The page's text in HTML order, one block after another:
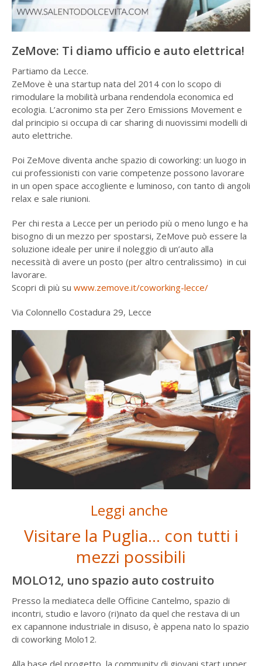
ZeMove: Ti diamo ufficio e auto elettrica!
Partiamo da Lecce.
ZeMove è una startup nata del 2014 con lo scopo di
rimodulare la mobilità urbana rendendola economica ed
ecologia. L’acronimo sta per Zero Emissions Movement e
dal principio si occupa di car sharing di nuovissimi modelli di
auto elettriche.
Poi ZeMove diventa anche spazio di coworking: un luogo in
cui professionisti con varie competenze possono lavorare
in un open space accogliente e luminoso, con tanto di angoli
relax e sale riunioni.
Per chi resta a Lecce per un periodo più o meno lungo e ha
bisogno di un mezzo per spostarsi, ZeMove può essere la
soluzione ideale per unire il noleggio di un’auto alla
necessità di avere un posto (per altro centralissimo) in cui
lavorare.
Scopri di più su www.zemove.it/coworking-lecce/
Via Colonnello Costadura 29, Lecce
Leggi anche
Visitare la Puglia… con tutti i
mezzi possibili
MOLO12, uno spazio auto costruito
Presso la mediateca delle Officine Cantelmo, spazio di
incontri, studio e lavoro (ri)nato da quel che restava di un
ex capannone industriale in disuso, è appena nato lo spazio
di coworking Molo12.
Alla base del progetto, la community di giovani start upper